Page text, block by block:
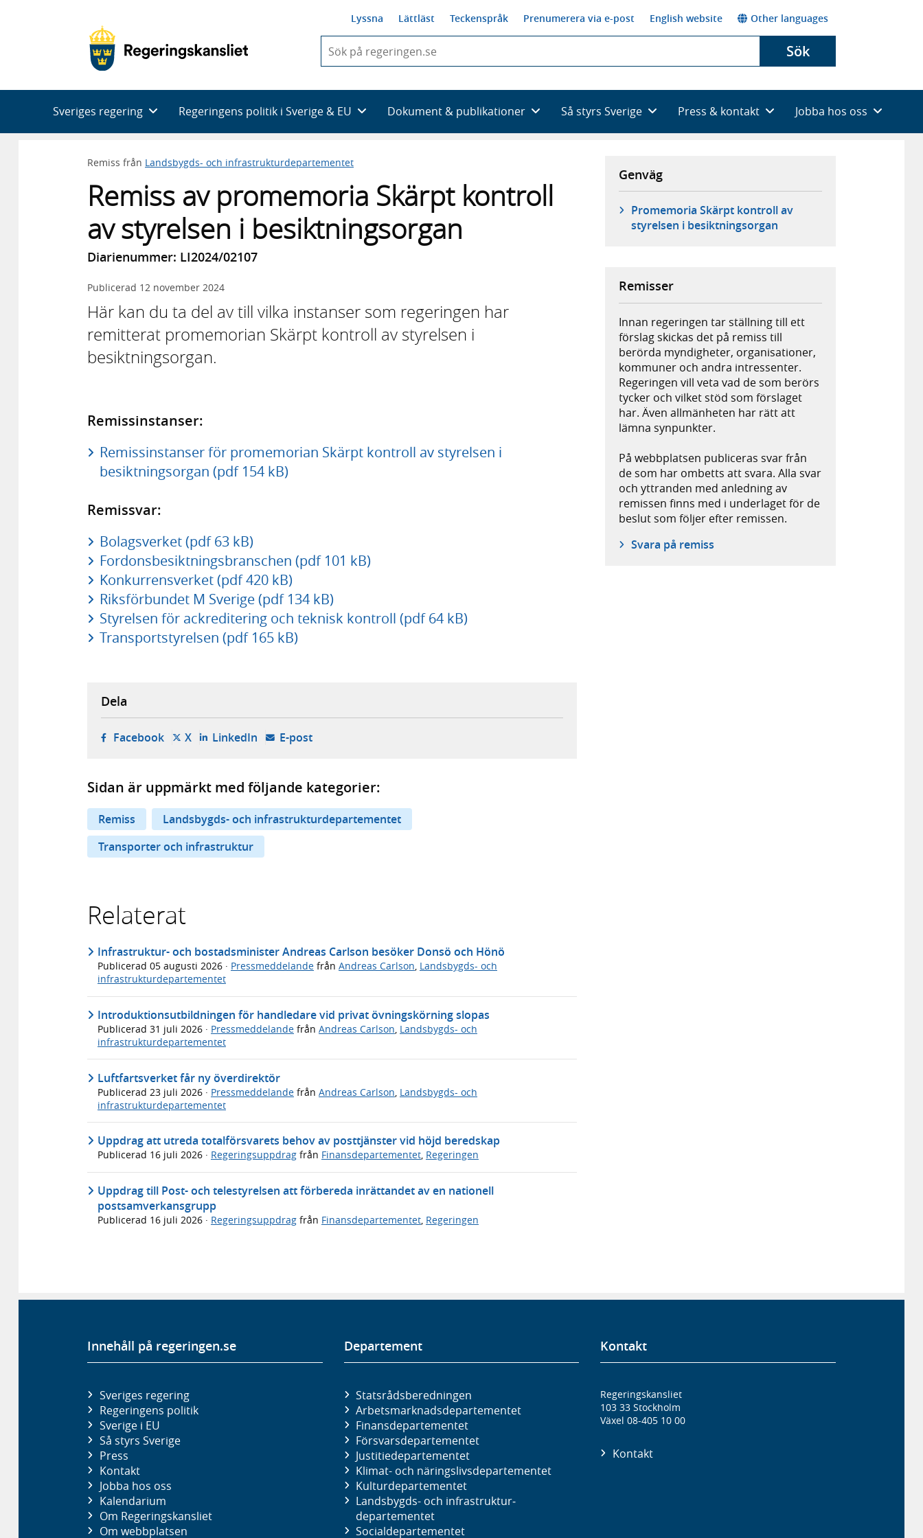
Lyssna Lättläst Teckenspråk Prenumerera via e-post English website Other languages
du
skriva
framträder
en
med
Sök
Sveriges regering Regeringens politik i Sverige & EU Dokument & publikationer Så styrs Sverige Press & kontakt Jobba hos oss
Remiss från Landsbygds- och infrastrukturdepartementet
Remiss av promemoria Skärpt kontroll
av styrelsen i besiktningsorgan
Diarienummer: LI2024/02107
Publicerad 12 november 2024
Här kan du ta del av till vilka instanser som regeringen har
remitterat promemorian Skärpt kontroll av styrelsen i
besiktningsorgan.
Remissinstanser:
Remissinstanser för promemorian Skärpt kontroll av styrelsen i
besiktningsorgan (pdf 154 kB)
Remissvar:
Bolagsverket (pdf 63 kB)
Fordonsbesiktningsbranschen (pdf 101 kB)
Konkurrensverket (pdf 420 kB)
Riksförbundet M Sverige (pdf 134 kB)
Styrelsen för ackreditering och teknisk kontroll (pdf 64 kB)
Transportstyrelsen (pdf 165 kB)
Genväg
Promemoria Skärpt kontroll av
styrelsen i besiktningsorgan
Remisser
Innan regeringen tar ställning till ett
förslag skickas det på remiss till
berörda myndigheter, organisationer,
kommuner och andra intressenter.
Regeringen vill veta vad de som berörs
tycker och vilket stöd som förslaget
har. Även allmänheten har rätt att
lämna synpunkter.
På webbplatsen publiceras svar från
de som har ombetts att svara. Alla svar
och yttranden med anledning av
remissen finns med i underlaget för de
beslut som följer efter remissen.
Svara på remiss
Dela
Facebook- öppnas i ny flik, extern webbplats,
X- öppnas i ny flik, extern webbplats,
LinkedIn- öppnas i ny flik, extern webbplats,
E-post- öppnar din e-postklient,
Sidan är uppmärkt med följande kategorier:
Remiss
Landsbygds- och infrastrukturdepartementet
Transporter och infrastruktur
Relaterat
Infrastruktur- och bostadsminister Andreas Carlson besöker Donsö och Hönö
Publicerad 05 augusti 2026 · Pressmeddelande från Andreas Carlson, Landsbygds- och
infrastrukturdepartementet
Introduktionsutbildningen för handledare vid privat övningskörning slopas
Publicerad 31 juli 2026 · Pressmeddelande från Andreas Carlson, Landsbygds- och
infrastrukturdepartementet
Luftfartsverket får ny överdirektör
Publicerad 23 juli 2026 · Pressmeddelande från Andreas Carlson Landsbygds- och
infrastrukturdepartementet
Uppdrag att utreda totalförsvarets behov av posttjänster vid höjd beredskap
Publicerad 16 juli 2026 · Regeringsuppdrag från Finansdepartementet, Regeringen
Uppdrag till Post- och telestyrelsen att förbereda inrättandet av en nationell
postsamverkansgrupp
Publicerad 16 juli 2026 · Regeringsuppdrag från Finansdepartementet, Regeringen
Innehåll på regeringen.se
Sveriges regering
Regeringens politik
Sverige i EU
Så styrs Sverige
Press
Kontakt
Jobba hos oss
Kalendarium
Om Regeringskansliet
Om webbplatsen
Departement
Statsrådsberedningen
Arbetsmarknads­departementet
Finans­departementet
Försvars­departementet
Justitie­departementet
Klimat- och näringslivs­departementet
Kultur­departementet
Landsbygds- och infrastruktur­
departementet
Social­departementet
Kontakt
Regeringskansliet
103 33 Stockholm
Växel 08-405 10 00
Kontakt